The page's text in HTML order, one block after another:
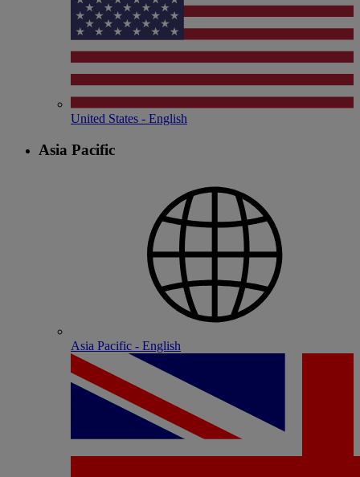
United States - English
Asia Pacific
Asia Pacific - English